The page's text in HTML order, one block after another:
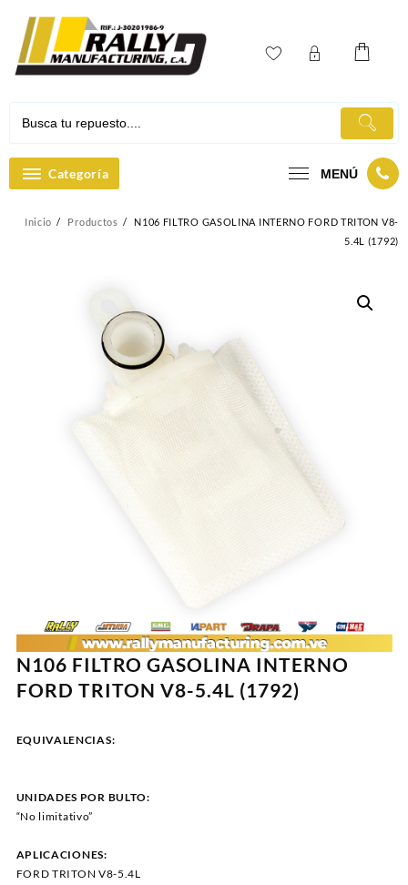
contenido
Categoría MENÚ
Inicio Productos
N106 FILTRO GASOLINA INTERNO FORD TRITON V8-
5.4L (1792)
N106 FILTRO GASOLINA INTERNO
FORD TRITON V8-5.4L (1792)
EQUIVALENCIAS:
UNIDADES POR BULTO:
“No limitativo”
APLICACIONES:
FORD TRITON V8-5.4L